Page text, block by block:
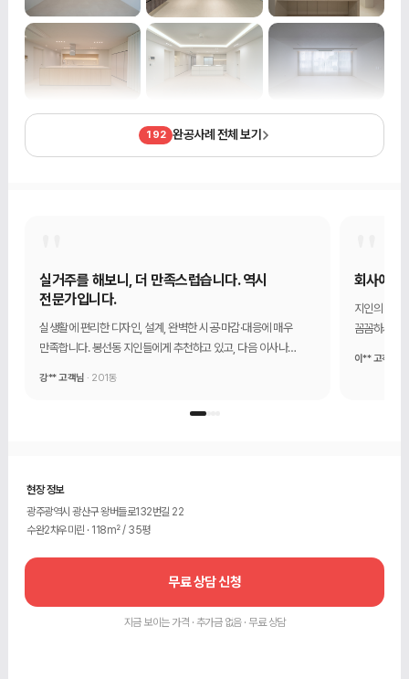
192 완공사례 전체 보기
실거주를 해보니, 더 만족스럽습니다. 역시
전문가입니다.
실생활에 편리한 디자인, 설계, 완벽한 시공·마감·대응에 매우
만족합니다. 봉선동 지인들에게 추천하고 있고, 다음 이사나
강** 고객님 · 201동
회사에
지인의 추천
꼼꼼하시고
이** 고객님
현장 정보
광주광역시 광산구 왕버들로132번길 22
수완2차우미린 · 118m² / 35평
무료 상담 신청
지금 보이는 가격 · 추가금 없음 · 무료 상담